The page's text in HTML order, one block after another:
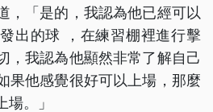
，「是的，我認為他已經可以
出的球 ，在練習棚裡進行擊
，我認為他顯然非常了解自己
果他感覺很好可以上場，那麼
。」